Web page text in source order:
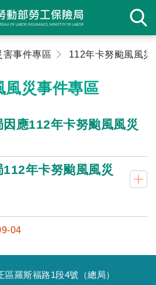
害事件專區
風災事件專區
應112年卡努颱風風災
年卡努颱風風災
04
羅斯福路1段4號（總局）